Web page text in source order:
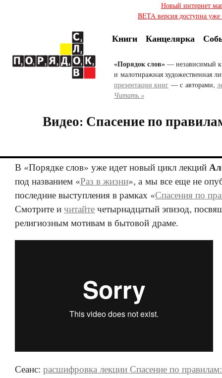
Новый интернет
BETA версия доступна
Книги Канцелярка
«Порядок слов» — независимый
и малотиражная художественная
презентации книг — с авторами,
Читать »
Видео: Спасение по
В «Порядке слов» уже идет новый цикл лекций
под названием «Раз в жизни», а мы все еще не
последние выступления в рамках «Спасения по
Смотрите и читайте четырнадцатый эпизод,
религиозным мотивам в бытовой драме.
Сеанс: расшифровка лекции Спасение по